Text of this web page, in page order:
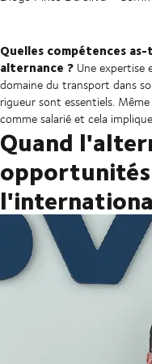
Quelles compétences
alternance ? Une expertise
domaine du transport dans
rigueur sont essentiels.
comme salarié et cela
Quand